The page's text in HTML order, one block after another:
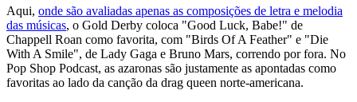
Aqui, onde são avaliadas apenas as composições de letra e melodia
das músicas, o Gold Derby coloca "Good Luck, Babe!" de
Chappell Roan como favorita, com "Birds Of A Feather" e "Die
With A Smile", de Lady Gaga e Bruno Mars, correndo por fora. No
Pop Shop Podcast, as azaronas são justamente as apontadas como
favoritas ao lado da canção da drag queen norte-americana.